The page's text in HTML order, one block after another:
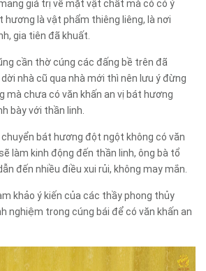
giá trị về mặt vật chất mà có có ý
hương là vật phẩm thiêng liêng, là nơi
gia tiên đã khuất.
cần thờ cúng các đấng bề trên đã
dời nhà cũ qua nhà mới thì nên lưu ý đừng
mà chưa có văn khấn an vị bát hương
bày với thần linh.
chuyển bát hương đột ngột không có văn
làm kinh động đến thần linh, ông bà tổ
đến nhiều điều xui rủi, không may mắn.
khảo ý kiến của các thầy phong thủy
nghiệm trong cúng bái để có văn khấn an